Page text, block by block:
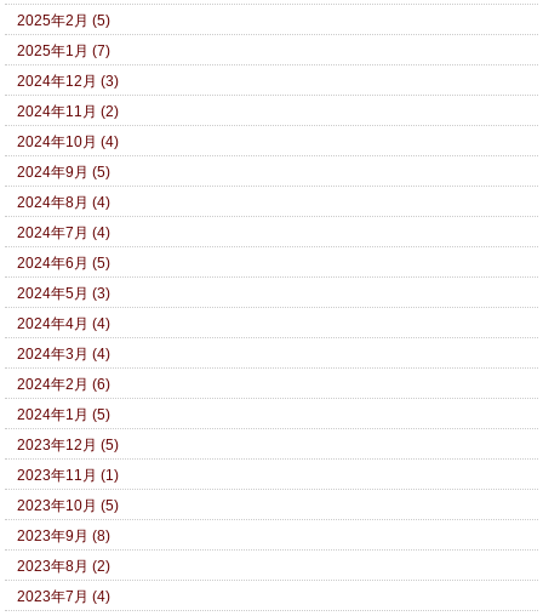
2025年2月 (5)
2025年1月 (7)
2024年12月 (3)
2024年11月 (2)
2024年10月 (4)
2024年9月 (5)
2024年8月 (4)
2024年7月 (4)
2024年6月 (5)
2024年5月 (3)
2024年4月 (4)
2024年3月 (4)
2024年2月 (6)
2024年1月 (5)
2023年12月 (5)
2023年11月 (1)
2023年10月 (5)
2023年9月 (8)
2023年8月 (2)
2023年7月 (4)